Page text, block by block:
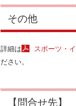
その他
詳細は スポーツ・
ださい。
【問合せ先】